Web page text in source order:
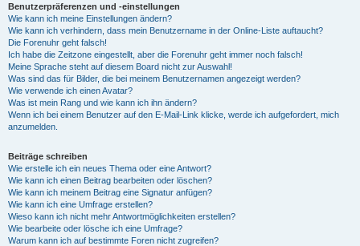
Benutzerpräferenzen und -einstellungen
Wie kann ich meine Einstellungen ändern?
Wie kann ich verhindern, dass mein Benutzername in der Online-Liste auftaucht?
Die Forenuhr geht falsch!
Ich habe die Zeitzone eingestellt, aber die Forenuhr geht immer noch falsch!
Meine Sprache steht auf diesem Board nicht zur Auswahl!
Was sind das für Bilder, die bei meinem Benutzernamen angezeigt werden?
Wie verwende ich einen Avatar?
Was ist mein Rang und wie kann ich ihn ändern?
Wenn ich bei einem Benutzer auf den E-Mail-Link klicke, werde ich aufgefordert, mich
anzumelden.
Beiträge schreiben
Wie erstelle ich ein neues Thema oder eine Antwort?
Wie kann ich einen Beitrag bearbeiten oder löschen?
Wie kann ich meinem Beitrag eine Signatur anfügen?
Wie kann ich eine Umfrage erstellen?
Wieso kann ich nicht mehr Antwortmöglichkeiten erstellen?
Wie bearbeite oder lösche ich eine Umfrage?
Warum kann ich auf bestimmte Foren nicht zugreifen?